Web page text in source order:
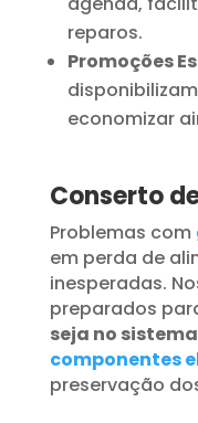
reparos.
Promoções
economizar
Conserto
Problemas com
em perda de
inesperadas.
preparados
seja no
componentes
preservação